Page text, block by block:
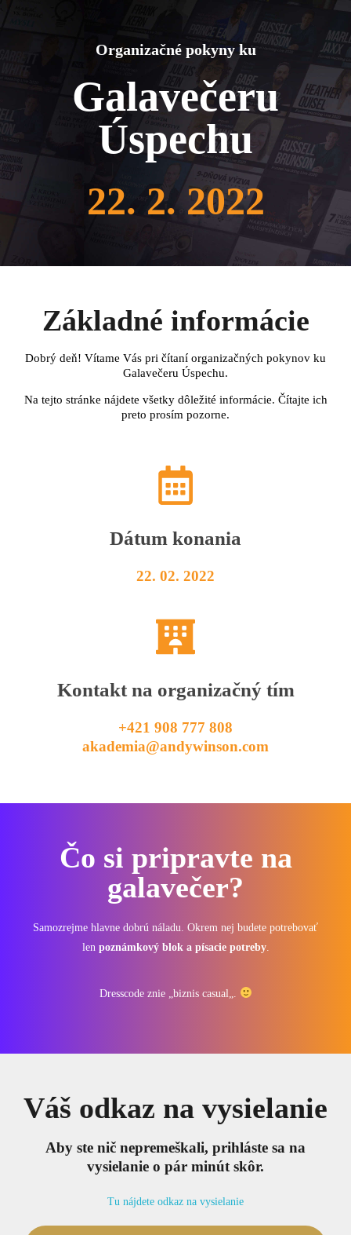
Organizačné pokyny ku
Galavečeru
Úspechu
22. 2. 2022
Základné informácie
Dobrý deň! Vítame Vás pri čítaní organizačných pokynov ku
Galavečeru Úspechu.
Na tejto stránke nájdete všetky dôležité informácie. Čítajte ich
preto prosím pozorne.
Dátum konania
22. 02. 2022
Kontakt na organizačný tím
+421 908 777 808
akademia@andywinson.com
Čo si pripravte na
galavečer?
Samozrejme hlavne dobrú náladu. Okrem nej budete potrebovať
len poznámkový blok a písacie potreby.
Dresscode znie „biznis casual„.
Váš odkaz na vysielanie
Aby ste nič nepremeškali, prihláste sa na
vysielanie o pár minút skôr.
Tu nájdete odkaz na vysielanie